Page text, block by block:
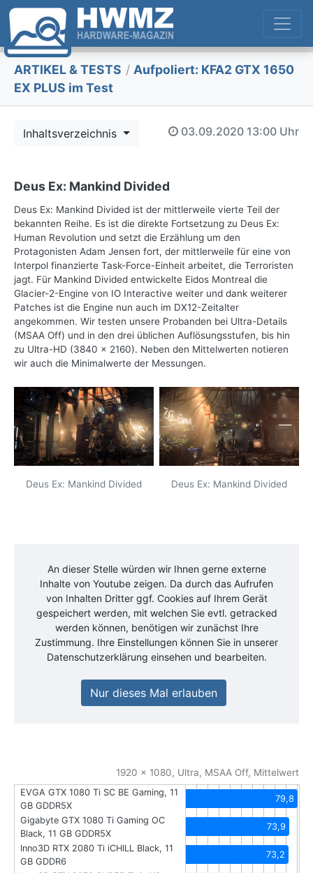
ARTIKEL & TESTS / Aufpoliert: KFA2 GTX 1650
EX PLUS im Test
Inhaltsverzeichnis 03.09.2020 13:00 Uhr
Deus Ex: Mankind Divided
Deus Ex: Mankind Divided ist der mittlerweile vierte Teil der
bekannten Reihe. Es ist die direkte Fortsetzung zu Deus Ex:
Human Revolution und setzt die Erzählung um den
Protagonisten Adam Jensen fort, der mittlerweile für eine von
Interpol finanzierte Task-Force-Einheit arbeitet, die Terroristen
jagt. Für Mankind Divided entwickelte Eidos Montreal die
Glacier-2-Engine von IO Interactive weiter und dank weiterer
Patches ist die Engine nun auch im DX12-Zeitalter
angekommen. Wir testen unsere Probanden bei Ultra-Details
(MSAA Off) und in den drei üblichen Auflösungsstufen, bis hin
zu Ultra-HD (3840 x 2160). Neben den Mittelwerten notieren
wir auch die Minimalwerte der Messungen.
Deus Ex: Mankind Divided Deus Ex: Mankind Divided
An dieser Stelle würden wir Ihnen gerne externe
Inhalte von Youtube zeigen. Da durch das Aufrufen
von Inhalten Dritter ggf. Cookies auf Ihrem Gerät
gespeichert werden, mit welchen Sie evtl. getracked
werden können, benötigen wir zunächst Ihre
Zustimmung. Ihre Einstellungen können Sie in unserer
Datenschutzerklärung einsehen und bearbeiten.
Nur dieses Mal erlauben
1920 x 1080, Ultra, MSAA Off, Mittelwert
EVGA GTX 1080 Ti SC BE Gaming, 11
GB GDDR5X
79,8
Gigabyte GTX 1080 Ti Gaming OC
Black, 11 GB GDDR5X
73,9
Inno3D RTX 2080 Ti iCHILL Black, 11
GB GDDR6
73,2